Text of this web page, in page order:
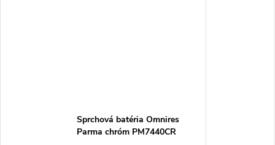
Sprchová batéria Omnires
Parma chróm PM7440CR